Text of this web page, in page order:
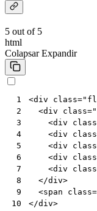
5 out of 5
html
Colapsar Expandir
1
2
3
4
5
6
7
8
9
10
<div class=
<div class=
<div class
<div class
<div class
<div class
<div class
</div>
<span class=
</div>